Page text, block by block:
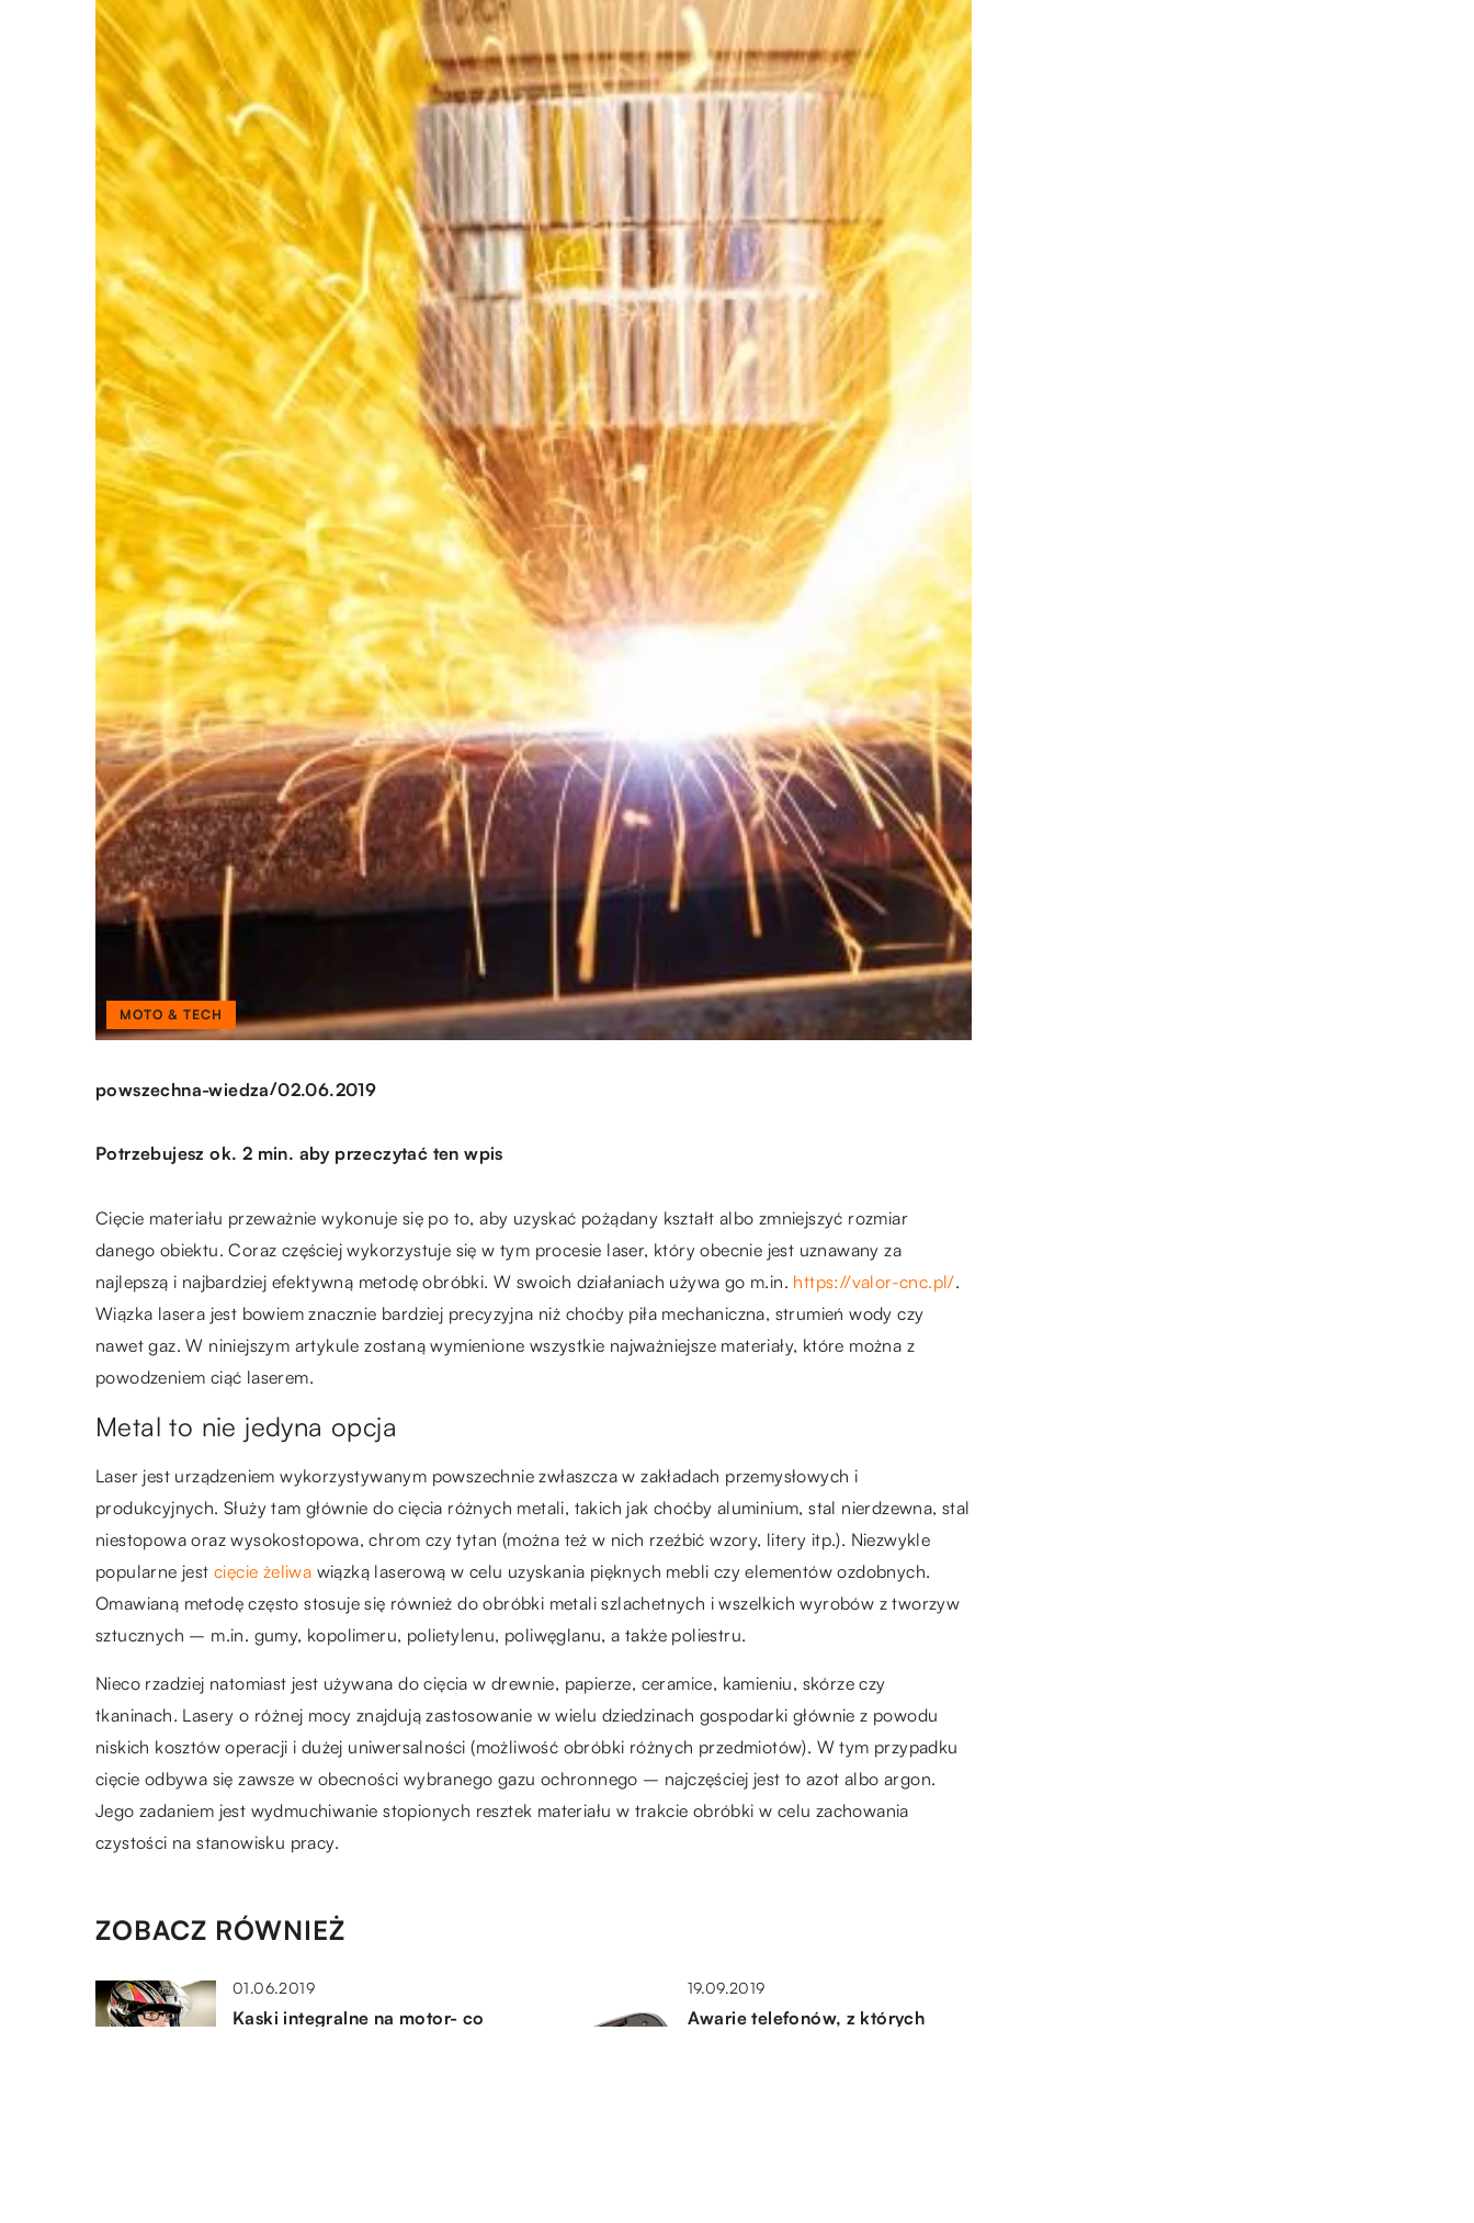
MOTO & TECH
powszechna-wiedza/02.06.2019
Potrzebujesz ok. 2 min. aby przeczytać ten wpis
Cięcie materiału przeważnie wykonuje się po to, aby uzyskać pożądany kształt albo zmniejszyć rozmiar
danego obiektu. Coraz częściej wykorzystuje się w tym procesie laser, który obecnie jest uznawany za
najlepszą i najbardziej efektywną metodę obróbki. W swoich działaniach używa go m.in. https://valor-cnc.pl/.
Wiązka lasera jest bowiem znacznie bardziej precyzyjna niż choćby piła mechaniczna, strumień wody czy
nawet gaz. W niniejszym artykule zostaną wymienione wszystkie najważniejsze materiały, które można z
powodzeniem ciąć laserem.
Metal to nie jedyna opcja
Laser jest urządzeniem wykorzystywanym powszechnie zwłaszcza w zakładach przemysłowych i
produkcyjnych. Służy tam głównie do cięcia różnych metali, takich jak choćby aluminium, stal nierdzewna, stal
niestopowa oraz wysokostopowa, chrom czy tytan (można też w nich rzeźbić wzory, litery itp.). Niezwykle
popularne jest cięcie żeliwa wiązką laserową w celu uzyskania pięknych mebli czy elementów ozdobnych.
Omawianą metodę często stosuje się również do obróbki metali szlachetnych i wszelkich wyrobów z tworzyw
sztucznych – m.in. gumy, kopolimeru, polietylenu, poliwęglanu, a także poliestru.
Nieco rzadziej natomiast jest używana do cięcia w drewnie, papierze, ceramice, kamieniu, skórze czy
tkaninach. Lasery o różnej mocy znajdują zastosowanie w wielu dziedzinach gospodarki głównie z powodu
niskich kosztów operacji i dużej uniwersalności (możliwość obróbki różnych przedmiotów). W tym przypadku
cięcie odbywa się zawsze w obecności wybranego gazu ochronnego – najczęściej jest to azot albo argon.
Jego zadaniem jest wydmuchiwanie stopionych resztek materiału w trakcie obróbki w celu zachowania
czystości na stanowisku pracy.
ZOBACZ RÓWNIEŻ
01.06.2019
Kaski integralne na motor- co
19.09.2019
Awarie telefonów, z których